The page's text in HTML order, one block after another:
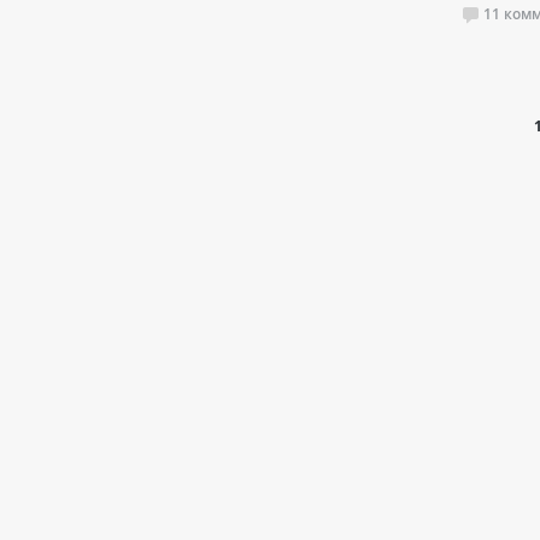
11
1